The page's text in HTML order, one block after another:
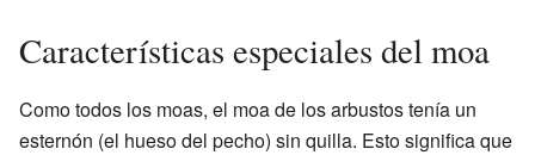
Características especiales del moa
Como todos los moas, el moa de los arbustos tenía un
esternón (el hueso del pecho) sin quilla. Esto significa que